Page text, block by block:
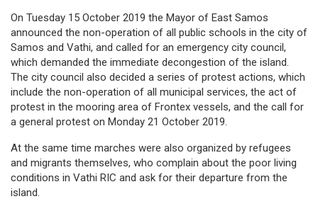
On Tuesday 15 October 2019 the Mayor of East Samos
announced the non-operation of all public schools in the city of
Samos and Vathi, and called for an emergency city council,
which demanded the immediate decongestion of the island.
The city council also decided a series of protest actions, which
include the non-operation of all municipal services, the act of
protest in the mooring area of Frontex vessels, and the call for
a general protest on Monday 21 October 2019.
At the same time marches were also organized by refugees
and migrants themselves, who complain about the poor living
conditions in Vathi RIC and ask for their departure from the
island.